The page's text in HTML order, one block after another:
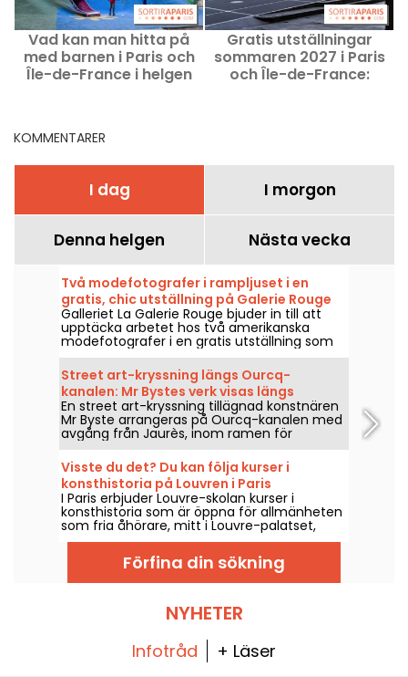
Vad kan man hitta på
med barnen i Paris och
Île-de-France i helgen
Gratis utställningar
sommaren 2027 i Paris
och Île-de-France:
KOMMENTARER
I dag I morgon
Denna helgen Nästa vecka
Två modefotografer i rampljuset i en
gratis, chic utställning på Galerie Rouge
Galleriet La Galerie Rouge bjuder in till att
upptäcka arbetet hos två amerikanska
modefotografer i en gratis utställning som
visas 29 maj–19 september 2026.
Street art-kryssning längs Ourcq-
kanalen: Mr Bystes verk visas längs
vattnet
En street art-kryssning tillägnad konstnären
Mr Byste arrangeras på Ourcq-kanalen med
avgång från Jaurès, inom ramen för
Canalens sommar, lördagen den 8 augusti
2026. På programmet: en utställning
ombord, en guidad visning av
väggmålningarna som går att se från
vattnet och en inblick i konstnärens
schablonvärld.
Visste du det? Du kan följa kurser i
konsthistoria på Louvren i Paris
I Paris erbjuder Louvre-skolan kurser i
konsthistoria som är öppna för allmänheten
som fria åhörare, mitt i Louvre-palatset,
varje år från september till juni. Museet
erbjuder också gratis föreläsningar då och
då. Det ger dig fullständigt grepp om
konsthistoria!
Förfina din sökning
NYHETER
Infotråd + Läser